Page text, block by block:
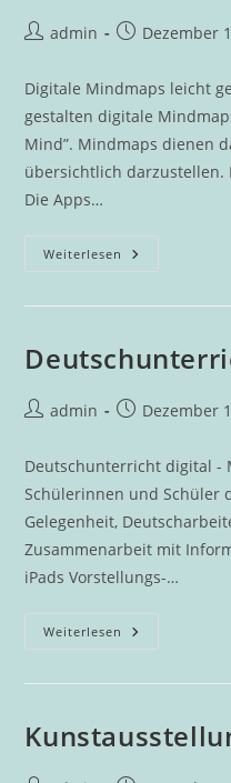
Beitrags-
admin
BeitragDezember
Digitale Mindmaps leicht
gestalten digitale
Mind”. Mindmaps dienen
übersichtlich darzustellen.
Die Apps…
Weiterlesen Digitale
Mindmaps
Gemacht
Beitrags-
admin
BeitragDezember
Deutschunterricht digital -
Schülerinnen und Schüler
Gelegenheit,
Zusammenarbeit mit
iPads Vorstellungs-…
Weiterlesen
Digital